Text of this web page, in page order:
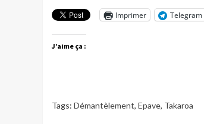
Imprimer Telegram
J’aime ça :
Tags: Démantèlement, Epave, Takaroa